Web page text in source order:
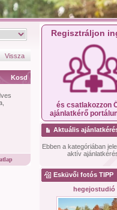
Vissza
Kosd
Regisztráljon
és csatlakozzon
ajánlatkérő
Aktuális
Ebben a kategóriában
aktív
Esküvői fotós TIPP
hegejostudió